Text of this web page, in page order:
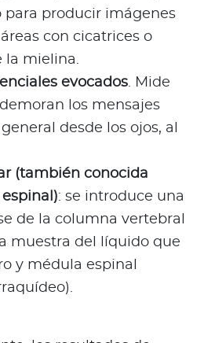
para producir imágenes
con cicatrices o
la mielina.
evocados. Mide
los mensajes
desde los ojos, al
(también conocida
: se introduce una
de la columna vertebral
muestra del líquido que
y médula espinal